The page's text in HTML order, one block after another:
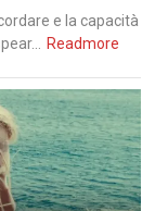
e la capacità
Readmore